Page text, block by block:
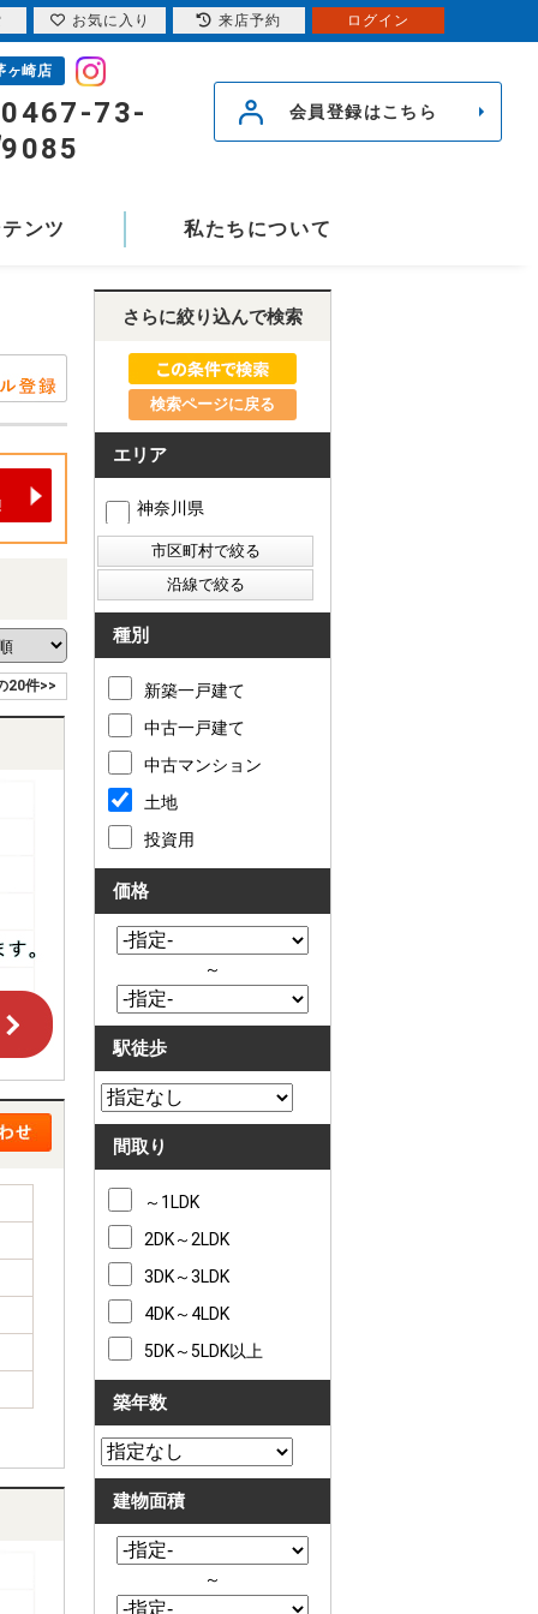
ヶ崎店
0467-73-
9085
会員登録はこちら
ンツ 私たちについて
20件>>
さらに絞り込んで検索
検索ページに戻る
エリア
神奈川県
種別
新築一戸建て
中古一戸建て
中古マンション
土地
投資用
価格
～
駅徒歩
間取り
～1LDK
2DK～2LDK
3DK～3LDK
4DK～4LDK
5DK～5LDK以上
築年数
建物面積
～
お気に入り 来店予約 ログイン